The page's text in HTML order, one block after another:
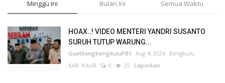
Minggu Ini Bulan Ini Semua Waktu
HOAX..! VIDEO MENTERI YANDRI SUSANTO
SURUH TUTUP WARUNG...
GuetilangbengkuluPB1 Aug 4, 2026 Bengkulu
KAB. KAUR
0 35 Laporkan